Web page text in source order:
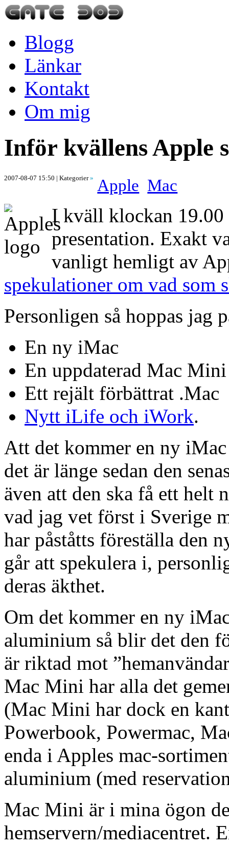
Blogg
Länkar
Kontakt
Om mig
Inför kvällens Apple
2007-08-07 15:50 | Kategorier» Apple Mac
I kväll klockan 19.00
presentation. Exakt
vanligt hemligt av
spekulationer om vad som
Personligen så hoppas jag
En ny iMac
En uppdaterad Mac Mini
Ett rejält förbättrat .Mac
Nytt iLife och iWork.
Att det kommer en ny
det är länge sedan den
även att den ska få ett helt
vad jag vet först i Sverige
har påståtts föreställa den
går att spekulera i,
deras äkthet.
Om det kommer en ny
aluminium så blir det den
är riktad mot
Mac Mini har alla det
(Mac Mini har dock en
Powerbook, Powermac,
enda i Apples mac-
aluminium (med
Mac Mini är i mina ögon
hemservern/mediacentret.